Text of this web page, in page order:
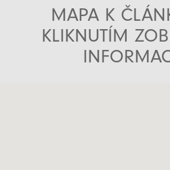
MAPA K
KLIKNUTÍM